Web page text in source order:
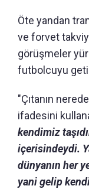
Öte yandan
ve forvet
görüşmeler
futbolcuyu
"Çıtanın
ifadesini
kendimiz
içerisindeydi.
dünyanın her
yani gelip